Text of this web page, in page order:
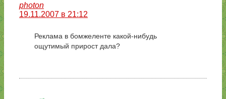
photon
19.11.2007 в 21:12
Реклама в бомжеленте какой-нибудь
ощутимый прирост дала?